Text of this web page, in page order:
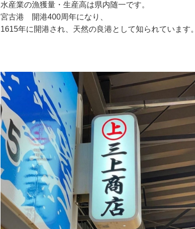
水産業の漁獲量・生産高は県内随一です。
宮古港 開港400周年になり、
1615年に開港され、天然の良港として知られています。